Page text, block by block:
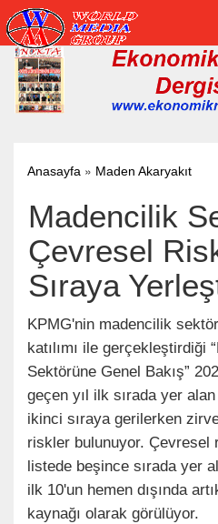
Anasayfa » Maden Akaryakıt
Madencilik
Çevresel
Sıraya
KPMG'nin madencilik
katılımı ile gerçekleştirdiği
Sektörüne Genel Bakış”
geçen yıl ilk sırada yer
ikinci sıraya gerilerken
riskler bulunuyor. Çevresel
listede beşince sırada yer
ilk 10'un hemen dışında
kaynağı olarak görülüyor.